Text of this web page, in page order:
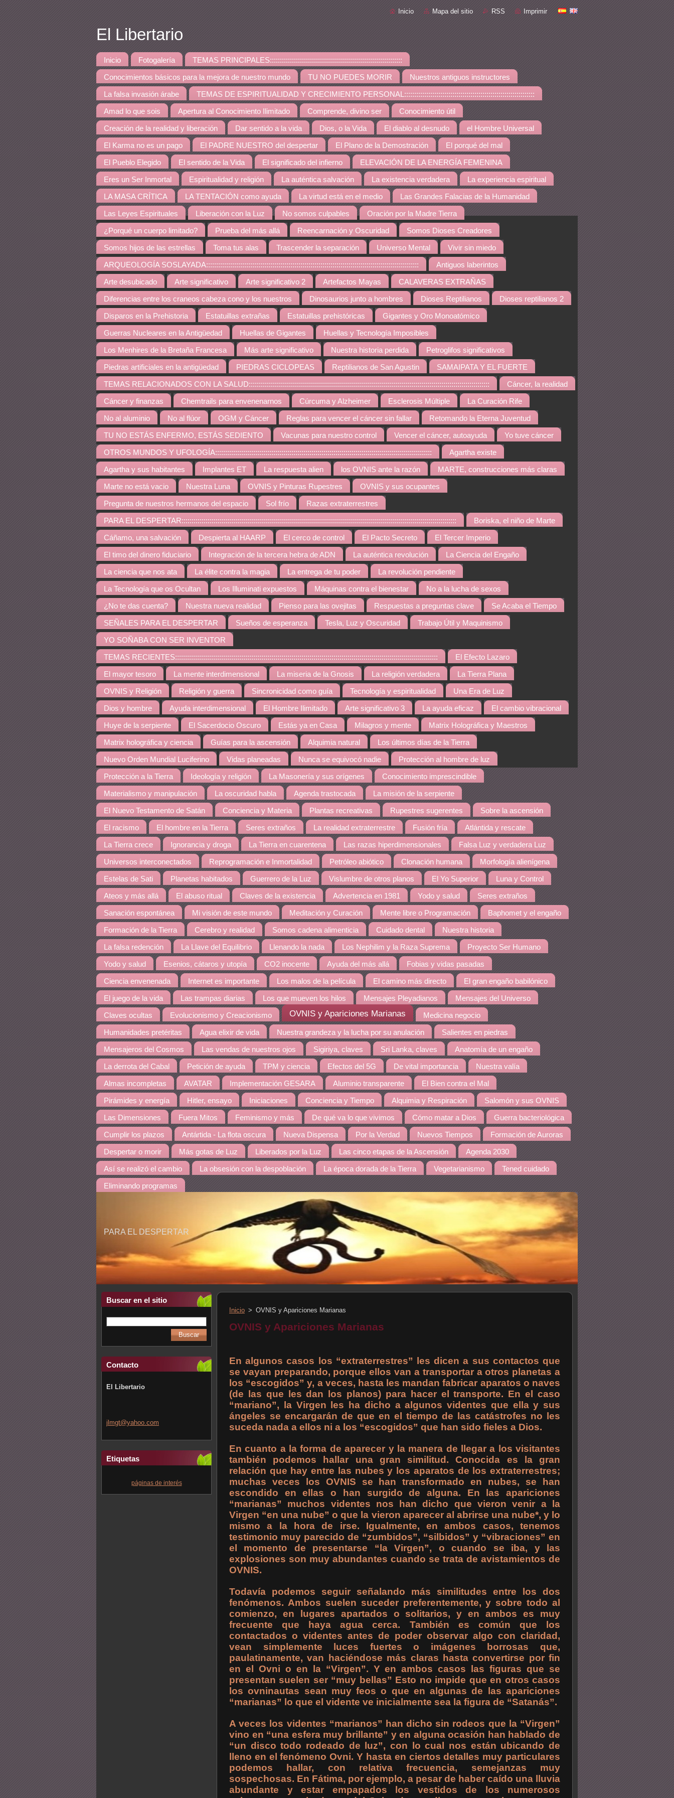
Inicio Mapa del sitio RSS Imprimir
El Libertario
Inicio Fotogalería TEMAS PRINCIPALES::::::::::::::::::::::::::::::::::::::::::::::::::::::::::::::::::
Conocimientos básicos para la mejora de nuestro mundo TU NO PUEDES MORIR Nuestros antiguos instructores
La falsa invasión árabe TEMAS DE ESPIRITUALIDAD Y CRECIMIENTO PERSONAL:::::::::::::::::::::::::::::::::::::::::::::::::::::::::::::::::
Amad lo que sois Apertura al Conocimiento Ilimitado Comprende, divino ser Conocimiento útil
Creación de la realidad y liberación Dar sentido a la vida Dios, o la Vida El diablo al desnudo el Hombre Universal
El Karma no es un pago El PADRE NUESTRO del despertar El Plano de la Demostración El porqué del mal
El Pueblo Elegido El sentido de la Vida El significado del infierno ELEVACIÓN DE LA ENERGÍA FEMENINA
Eres un Ser Inmortal Espiritualidad y religión La auténtica salvación La existencia verdadera La experiencia espiritual
LA MASA CRÍTICA LA TENTACIÓN como ayuda La virtud está en el medio Las Grandes Falacias de la Humanidad
Las Leyes Espirituales Liberación con la Luz No somos culpables Oración por la Madre Tierra
¿Porqué un cuerpo limitado? Prueba del más allá Reencarnación y Oscuridad Somos Dioses Creadores
Somos hijos de las estrellas Toma tus alas Trascender la separación Universo Mental Vivir sin miedo
ARQUEOLOGÍA SOSLAYADA:::::::::::::::::::::::::::::::::::::::::::::::::::::::::::::::::::::::::::::::::::::::::::::::::::::::::: Antiguos laberintos
Arte desubicado Arte significativo Arte significativo 2 Artefactos Mayas CALAVERAS EXTRAÑAS
Diferencias entre los craneos cabeza cono y los nuestros Dinosaurios junto a hombres Dioses Reptilianos Dioses reptilianos 2
Disparos en la Prehistoria Estatuillas extrañas Estatuillas prehistóricas Gigantes y Oro Monoatómico
Guerras Nucleares en la Antigüedad Huellas de Gigantes Huellas y Tecnología Imposibles
Los Menhires de la Bretaña Francesa Más arte significativo Nuestra historia perdida Petroglifos significativos
Piedras artificiales en la antigüedad PIEDRAS CICLOPEAS Reptilianos de San Agustin SAMAIPATA Y EL FUERTE
TEMAS RELACIONADOS CON LA SALUD:::::::::::::::::::::::::::::::::::::::::::::::::::::::::::::::::::::::::::::::::::::::::::::::::::::::::::::::::::::::: Cáncer, la realidad
Cáncer y finanzas Chemtrails para envenenarnos Cúrcuma y Alzheimer Esclerosis Múltiple La Curación Rife
No al aluminio No al flúor OGM y Cáncer Reglas para vencer el cáncer sin fallar Retomando la Eterna Juventud
TU NO ESTÁS ENFERMO, ESTÁS SEDIENTO Vacunas para nuestro control Vencer el cáncer, autoayuda Yo tuve cáncer
OTROS MUNDOS Y UFOLOGÍA:::::::::::::::::::::::::::::::::::::::::::::::::::::::::::::::::::::::::::::::::::::::::::::::::::::::::::: Agartha existe
Agartha y sus habitantes Implantes ET La respuesta alien los OVNIS ante la razón MARTE, construcciones más claras
Marte no está vacio Nuestra Luna OVNIS y Pinturas Rupestres OVNIS y sus ocupantes
Pregunta de nuestros hermanos del espacio Sol frío Razas extraterrestres
PARA EL DESPERTAR::::::::::::::::::::::::::::::::::::::::::::::::::::::::::::::::::::::::::::::::::::::::::::::::::::::::::::::::::::::::::::::::::::::::: Boriska, el niño de Marte
Cáñamo, una salvación Despierta al HAARP El cerco de control El Pacto Secreto El Tercer Imperio
El timo del dinero fiduciario Integración de la tercera hebra de ADN La auténtica revolución La Ciencia del Engaño
La ciencia que nos ata La élite contra la magia La entrega de tu poder La revolución pendiente
La Tecnología que os Ocultan Los Illuminati expuestos Máquinas contra el bienestar No a la lucha de sexos
¿No te das cuenta? Nuestra nueva realidad Pienso para las ovejitas Respuestas a preguntas clave Se Acaba el Tiempo
SEÑALES PARA EL DESPERTAR Sueños de esperanza Tesla, Luz y Oscuridad Trabajo Útil y Maquinismo
YO SOÑABA CON SER INVENTOR
TEMAS RECIENTES::::::::::::::::::::::::::::::::::::::::::::::::::::::::::::::::::::::::::::::::::::::::::::::::::::::::::::::::::::::::::::::::::: El Efecto Lazaro
El mayor tesoro La mente interdimensional La miseria de la Gnosis La religión verdadera La Tierra Plana
OVNIS y Religión Religión y guerra Sincronicidad como guía Tecnología y espiritualidad Una Era de Luz
Dios y hombre Ayuda interdimensional El Hombre Ilimitado Arte significativo 3 La ayuda eficaz El cambio vibracional
Huye de la serpiente El Sacerdocio Oscuro Estás ya en Casa Milagros y mente Matrix Holográfica y Maestros
Matrix holográfica y ciencia Guías para la ascensión Alquimia natural Los últimos días de la Tierra
Nuevo Orden Mundial Luciferino Vidas planeadas Nunca se equivocó nadie Protección al hombre de luz
Protección a la Tierra Ideología y religión La Masonería y sus orígenes Conocimiento imprescindible
Materialismo y manipulación La oscuridad habla Agenda trastocada La misión de la serpiente
El Nuevo Testamento de Satán Conciencia y Materia Plantas recreativas Rupestres sugerentes Sobre la ascensión
El racismo El hombre en la Tierra Seres extraños La realidad extraterrestre Fusión fría Atlántida y rescate
La Tierra crece Ignorancia y droga La Tierra en cuarentena Las razas hiperdimensionales Falsa Luz y verdadera Luz
Universos interconectados Reprogramación e Inmortalidad Petróleo abiótico Clonación humana Morfología alienígena
Estelas de Sati Planetas habitados Guerrero de la Luz Vislumbre de otros planos El Yo Superior Luna y Control
Ateos y más allá El abuso ritual Claves de la existencia Advertencia en 1981 Yodo y salud Seres extraños
Sanación espontánea Mi visión de este mundo Meditación y Curación Mente libre o Programación Baphomet y el engaño
Formación de la Tierra Cerebro y realidad Somos cadena alimenticia Cuidado dental Nuestra historia
La falsa redención La Llave del Equilibrio Llenando la nada Los Nephilim y la Raza Suprema Proyecto Ser Humano
Yodo y salud Esenios, cátaros y utopía CO2 inocente Ayuda del más allá Fobias y vidas pasadas
Ciencia envenenada Internet es importante Los malos de la película El camino más directo El gran engaño babilónico
El juego de la vida Las trampas diarias Los que mueven los hilos Mensajes Pleyadianos Mensajes del Universo
Claves ocultas Evolucionismo y Creacionismo OVNIS y Apariciones Marianas Medicina negocio
Humanidades pretéritas Agua elixir de vida Nuestra grandeza y la lucha por su anulación Salientes en piedras
Mensajeros del Cosmos Las vendas de nuestros ojos Sigiriya, claves Sri Lanka, claves Anatomía de un engaño
La derrota del Cabal Petición de ayuda TPM y ciencia Efectos del 5G De vital importancia Nuestra valía
Almas incompletas AVATAR Implementación GESARA Aluminio transparente El Bien contra el Mal
Pirámides y energía Hitler, ensayo Iniciaciones Conciencia y Tiempo Alquimia y Respiración Salomón y sus OVNIS
Las Dimensiones Fuera Mitos Feminismo y más De qué va lo que vivimos Cómo matar a Dios Guerra bacteriológica
Cumplir los plazos Antártida - La flota oscura Nueva Dispensa Por la Verdad Nuevos Tiempos Formación de Auroras
Despertar o morir Más gotas de Luz Liberados por la Luz Las cinco etapas de la Ascensión Agenda 2030
Así se realizó el cambio La obsesión con la despoblación La época dorada de la Tierra Vegetarianismo Tened cuidado
Eliminando programas
PARA EL DESPERTAR
Buscar en el sitio
Contacto
El Libertario
jlmgt@yahoo.com
Etiquetas
páginas de interés
Inicio > OVNIS y Apariciones Marianas
OVNIS y Apariciones Marianas
En algunos casos los “extraterrestres” les dicen a sus contactos que
se vayan preparando, porque ellos van a transportar a otros planetas a
los “escogidos” y, a veces, hasta les mandan fabricar aparatos o naves
(de las que les dan los planos) para hacer el transporte. En el caso
“mariano”, la Virgen les ha dicho a algunos videntes que ella y sus
ángeles se encargarán de que en el tiempo de las catástrofes no les
suceda nada a ellos ni a los “escogidos” que han sido fieles a Dios.
En cuanto a la forma de aparecer y la manera de llegar a los visitantes
también podemos hallar una gran similitud. Conocida es la gran
relación que hay entre las nubes y los aparatos de los extraterrestres;
muchas veces los OVNIS se han transformado en nubes, se han
escondido en ellas o han surgido de alguna. En las apariciones
“marianas” muchos videntes nos han dicho que vieron venir a la
Virgen “en una nube” o que la vieron aparecer al abrirse una nube*, y lo
mismo a la hora de irse. Igualmente, en ambos casos, tenemos
testimonio muy parecido de “zumbidos”, “silbidos” y “vibraciones” en
el momento de presentarse “la Virgen”, o cuando se iba, y las
explosiones son muy abundantes cuando se trata de avistamientos de
OVNIS.
Todavía podemos seguir señalando más similitudes entre los dos
fenómenos. Ambos suelen suceder preferentemente, y sobre todo al
comienzo, en lugares apartados o solitarios, y en ambos es muy
frecuente que haya agua cerca. También es común que los
contactados o videntes antes de poder observar algo con claridad,
vean simplemente luces fuertes o imágenes borrosas que,
paulatinamente, van haciéndose más claras hasta convertirse por fin
en el Ovni o en la “Virgen”. Y en ambos casos las figuras que se
presentan suelen ser “muy bellas” Esto no impide que en otros casos
los ovninautas sean muy feos o que en algunas de las apariciones
“marianas” lo que el vidente ve inicialmente sea la figura de “Satanás”.
A veces los videntes “marianos” han dicho sin rodeos que la “Virgen”
vino en “una esfera muy brillante” y en alguna ocasión han hablado de
“un disco todo rodeado de luz”, con lo cual nos están ubicando de
lleno en el fenómeno Ovni. Y hasta en ciertos detalles muy particulares
podemos hallar, con relativa frecuencia, semejanzas muy
sospechosas. En Fátima, por ejemplo, a pesar de haber caído una lluvia
abundante y estar empapados los vestidos de los numerosos